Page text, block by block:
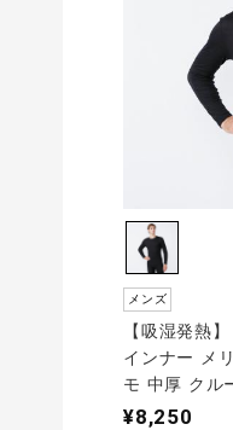
メンズ
【吸湿発熱
インナー メ
モ 中厚 クル
¥8,250